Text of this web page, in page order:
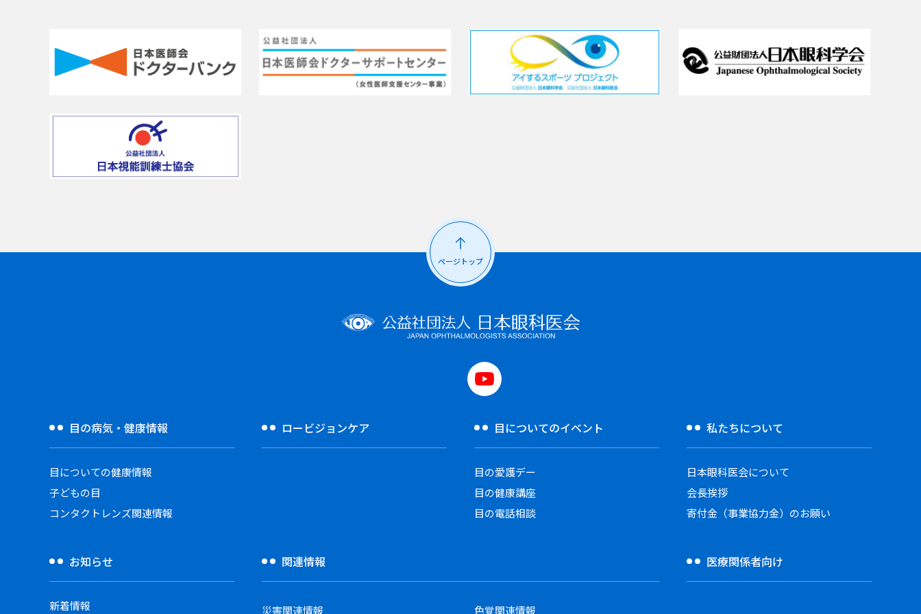
ページトップ
目の病気・健康情報
目についての健康情報
子どもの目
コンタクトレンズ関連情報
ロービジョンケア 目についてのイベント
目の愛護デー
目の健康講座
目の電話相談
私たちについて
日本眼科医会について
会長挨拶
寄付金（事業協力金）のお願い
お知らせ
新着情報
関連情報
災害関連情報 色覚関連情報
医療関係者向け